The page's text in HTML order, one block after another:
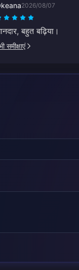
2026/08/07
बहुत बढ़िया।